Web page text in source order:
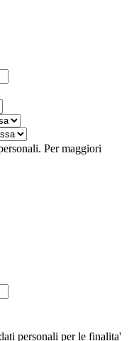
Per maggiori
personali per le finalita'